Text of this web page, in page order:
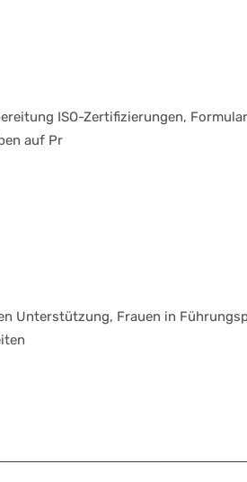
ISO-Zertifizierungen,
auf Pr
Unterstützung, Frauen in